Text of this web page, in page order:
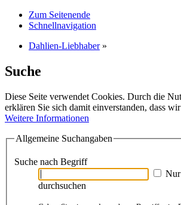
Zum Seitenende
Schnellnavigation
Dahlien-Liebhaber »
Suche
Diese Seite verwendet Cookies. Durch die
erklären Sie sich damit einverstanden, dass
Weitere Informationen
Allgemeine Suchangaben
Suche nach Begriff
durchsuchen